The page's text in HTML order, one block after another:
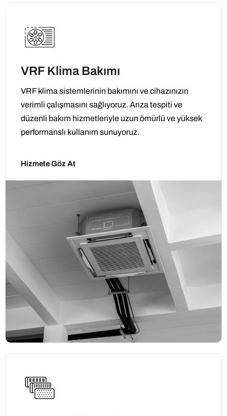
VRF Klima Bakımı
VRF klima sistemlerinin bakımını ve cihazınızın
verimli çalışmasını sağlıyoruz. Arıza tespiti ve
düzenli bakım hizmetleriyle uzun ömürlü ve yüksek
performanslı kullanım sunuyoruz.
Hizmete Göz At